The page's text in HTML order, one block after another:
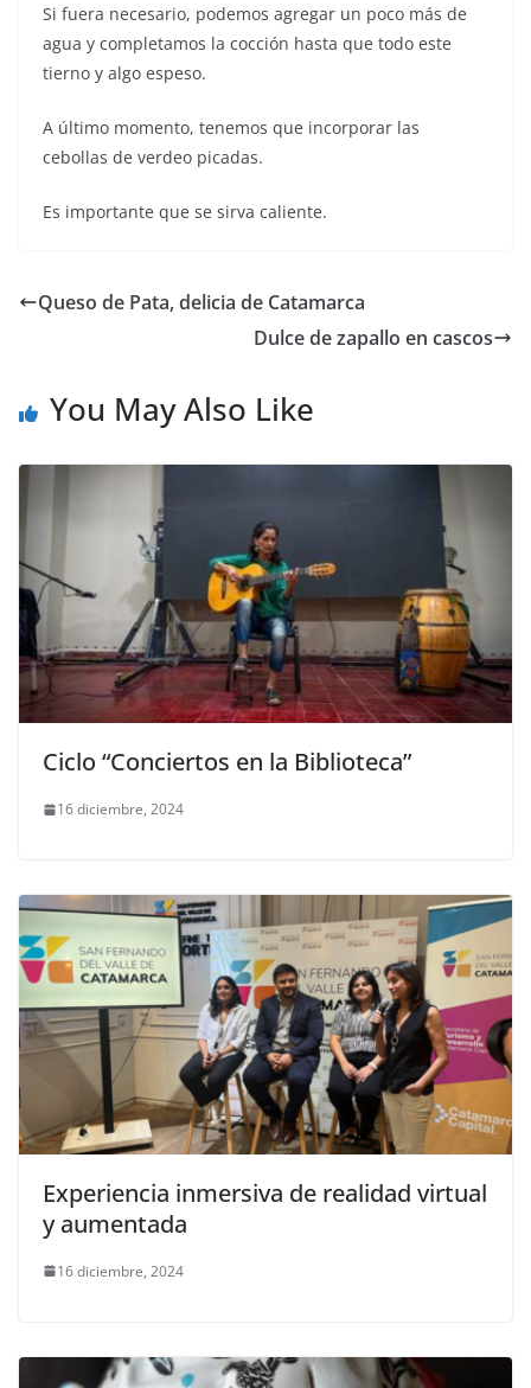
Si fuera necesario, podemos agregar un poco más de
agua y completamos la cocción hasta que todo este
tierno y algo espeso.
A último momento, tenemos que incorporar las
cebollas de verdeo picadas.
Es importante que se sirva caliente.
Queso de Pata, delicia de Catamarca
Dulce de zapallo en cascos
You May Also Like
Ciclo “Conciertos en la Biblioteca”
16 diciembre, 2024
Experiencia inmersiva de realidad virtual
y aumentada
16 diciembre, 2024